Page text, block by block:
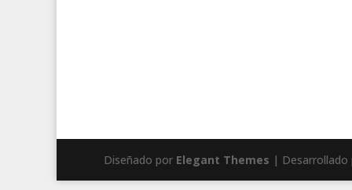
Diseñado por Elegant Themes | Desarrollado